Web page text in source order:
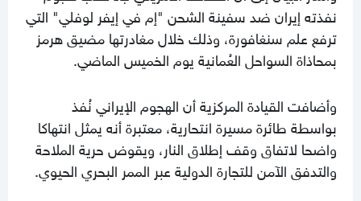
نفذته إيران ضد سفينة الشحن "إم في إيفر لوفلي" التي
ترفع علم سنغافورة، وذلك خلال مغادرتها مضيق هرمز
بمحاذاة السواحل العُمانية يوم الخميس الماضي.
وأضافت القيادة المركزية أن الهجوم الإيراني نُفذ
بواسطة طائرة مسيرة انتحارية، معتبرة أنه يمثل انتهاكا
واضحا لاتفاق وقف إطلاق النار، ويقوض حرية الملاحة
والتدفق الآمن للتجارة الدولية عبر الممر البحري الحيوي.